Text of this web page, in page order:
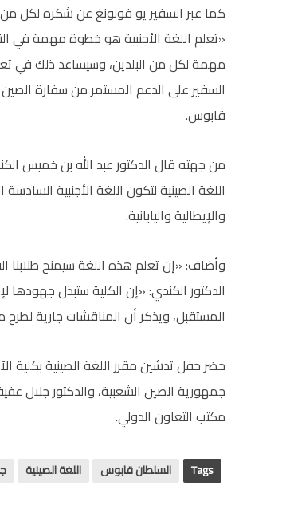
كما عبر السفير يو فولونغ عن شكره لكل
«تعلم اللغة الأجنبية هو خطوة مهمة في
مهمة لكل من البلدين، وسيساعد ذلك في
السفير على الدعم المستمر من سفارة
قابوس.
من جهته قال الدكتور عبد الله بن خميس
اللغة الصينية لتكون اللغة الأجنبية
والإيطالية واليابانية.
وأضاف: «إن تعلم هذه اللغة سيمنح طلابنا
الدكتور الكندي: «إن الكلية ستبذل
المستقبل، ويذكر أن المناقشات جارية لطرح
حضر حفل تدشين مقرر اللغة الصينية بكلية
جمهورية الصين الشعبية، والدكتور جلال
مكتب التعاون الدولي.
Tags السلطان قابوس اللغة الصينية